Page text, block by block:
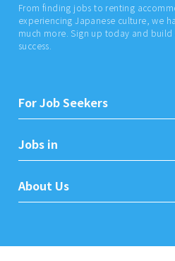
From finding jobs to renting
experiencing Japanese culture, we
much more. Sign up today and
success.
For Job Seekers
Jobs in
About Us